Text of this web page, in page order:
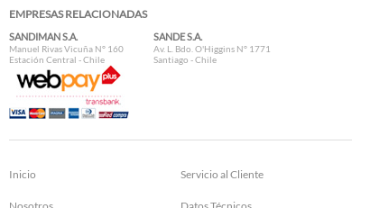
EMPRESAS RELACIONADAS
SANDIMAN S.A.
Manuel Rivas Vicuña N° 160
Estación Central - Chile
SANDE S.A.
Av. L. Bdo. O'Higgins N° 1771
Santiago - Chile
Inicio Servicio al Cliente